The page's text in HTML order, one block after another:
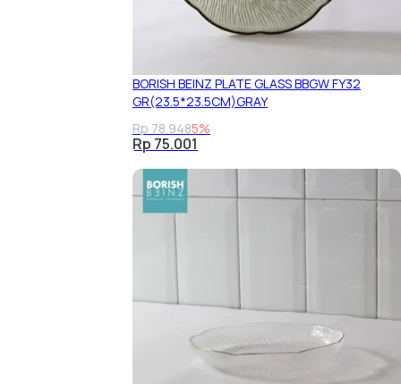
BORISH BEINZ PLATE GLASS BBGW FY32
GR(23.5*23.5CM)GRAY
Rp 78.9485%
Rp 75.001